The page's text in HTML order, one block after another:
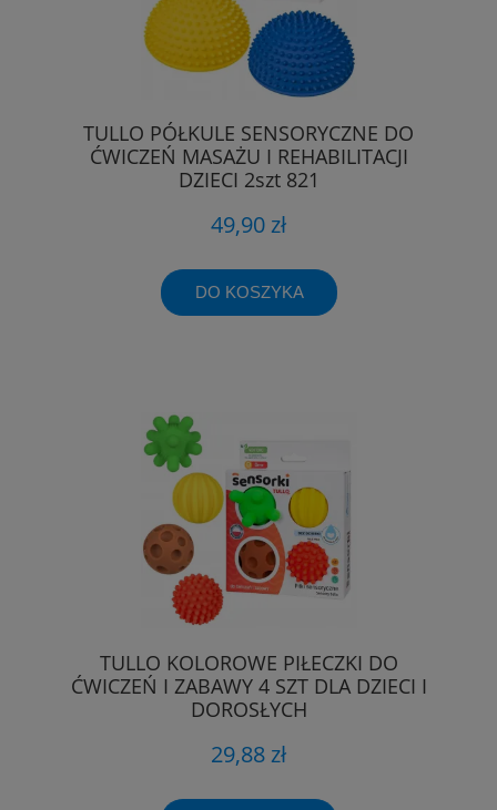
TULLO PÓŁKULE SENSORYCZNE DO
ĆWICZEŃ MASAŻU I REHABILITACJI
DZIECI 2szt 821
49,90 zł
DO KOSZYKA
TULLO KOLOROWE PIŁECZKI DO
ĆWICZEŃ I ZABAWY 4 SZT DLA DZIECI I
DOROSŁYCH
29,88 zł